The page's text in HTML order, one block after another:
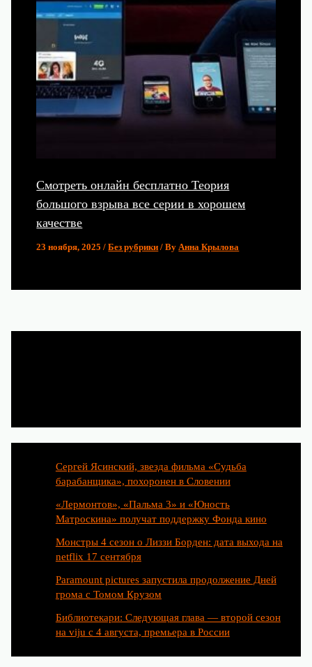
Смотреть онлайн бесплатно Теория
большого взрыва все серии в хорошем
качестве
23 ноября, 2025/Без рубрики / ByАнна Крылова
Сергей Ясинский, звезда фильма «Судьба
барабанщика», похоронен в Словении
«Лермонтов», «Пальма 3» и «Юность
Матроскина» получат поддержку Фонда кино
Монстры 4 сезон о Лиззи Борден: дата выхода на
netflix 17 сентября
Paramount pictures запустила продолжение Дней
грома с Томом Крузом
Библиотекари: Следующая глава — второй сезон
на viju с 4 августа, премьера в России